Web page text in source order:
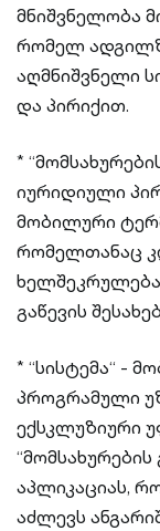
მნიშვნელობა
რომელ
აღმნიშვნელი
და პირიქით.
*
იურიდიული
მობილური
რომელთანაც
ხელშეკრულება
გაწევის
* “სისტემა“ -
პროგრამული
ექსკლუზიური
აპლიკაციას,
აძლევს